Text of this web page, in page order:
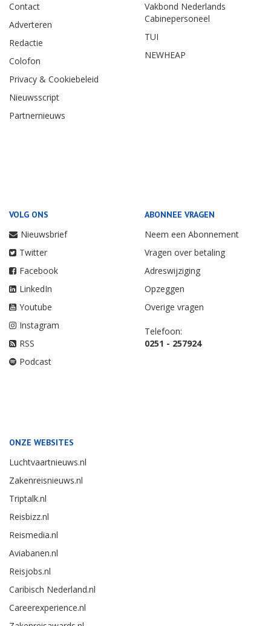
Contact
Adverteren
Redactie
Colofon
Privacy & Cookiebeleid
Nieuwsscript
Partnernieuws
Vakbond Nederlands
Cabinepersoneel
TUI
NEWHEAP
VOLG ONS
Nieuwsbrief
Twitter
Facebook
LinkedIn
Youtube
Instagram
RSS
Podcast
ABONNEE VRAGEN
Neem een Abonnement
Vragen over betaling
Adreswijziging
Opzeggen
Overige vragen
Telefoon:
0251 - 257924
ONZE WEBSITES
Luchtvaartnieuws.nl
Zakenreisnieuws.nl
Triptalk.nl
Reisbizz.nl
Reismedia.nl
Aviabanen.nl
Reisjobs.nl
Caribisch Nederland.nl
Careerexperience.nl